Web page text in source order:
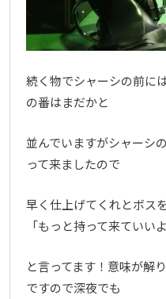
続く物でシャーシの前に
の番はまだかと
並んでいますがシャーシ
って来ましたので
早く仕上げてくれとボス
「もっと持って来ていいよ
と言ってます！意味が
ですので深夜でも